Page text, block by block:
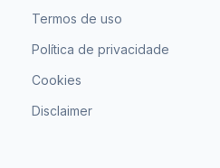
Termos de uso
Política de privacidade
Cookies
Disclaimer